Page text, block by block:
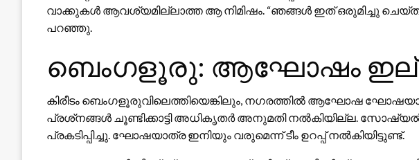
വാക്കുകൾ ആവശ്യമില്ലാത്ത ആ നിമിഷം. “ഞങ്ങൾ ഇത് ഒരുമിച്ചു
പറഞ്ഞു.
ബെംഗളൂരു: ആഘോഷം
കിരീടം ബെംഗളൂരുവിലെത്തിയെങ്കിലും, നഗരത്തിൽ ആഘോഷ
പ്രശ്‌നങ്ങൾ ചൂണ്ടിക്കാട്ടി അധികൃതർ അനുമതി നൽകിയില്ല.
പ്രകടിപ്പിച്ചു. ഘോഷയാത്ര ഇനിയും വരുമെന്ന് ടീം ഉറപ്പ് നൽകിയിട്ടുണ്ട്.